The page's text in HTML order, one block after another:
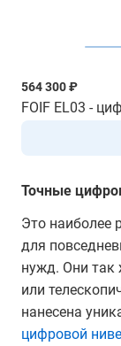
564 300 ₽
FOIF EL03 -
Точные
Это наиболее
для
нужд. Они так
или
нанесена
цифровой